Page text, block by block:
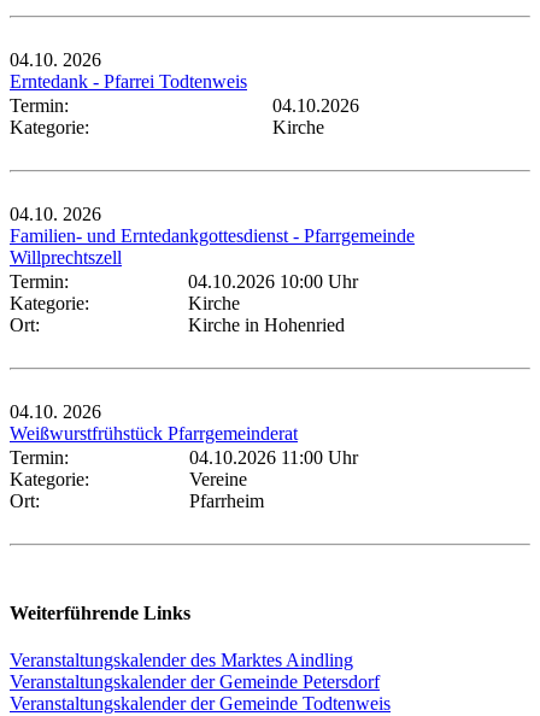
04.10. 2026
Erntedank - Pfarrei Todtenweis
Termin:
04.10.2026
Kategorie:
Kirche
04.10. 2026
Familien- und Erntedankgottesdienst - Pfarrgemeinde
Willprechtszell
Termin:
04.10.2026 10:00 Uhr
Kategorie:
Kirche
Ort:
Kirche in Hohenried
04.10. 2026
Weißwurstfrühstück Pfarrgemeinderat
Termin:
04.10.2026 11:00 Uhr
Kategorie:
Vereine
Ort:
Pfarrheim
Weiterführende Links
Veranstaltungskalender des Marktes Aindling
Veranstaltungskalender der Gemeinde Petersdorf
Veranstaltungskalender der Gemeinde Todtenweis